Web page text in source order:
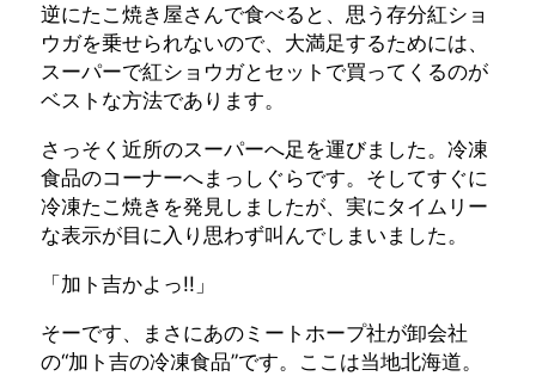
逆にたこ焼き屋さんで食べると、思う存分紅ショ
ウガを乗せられないので、大満足するためには、
スーパーで紅ショウガとセットで買ってくるのが
ベストな方法であります。
さっそく近所のスーパーへ足を運びました。冷凍
食品のコーナーへまっしぐらです。そしてすぐに
冷凍たこ焼きを発見しましたが、実にタイムリー
な表示が目に入り思わず叫んでしまいました。
「加ト吉かよっ!!」
そーです、まさにあのミートホープ社が卸会社
の“加ト吉の冷凍食品”です。ここは当地北海道。